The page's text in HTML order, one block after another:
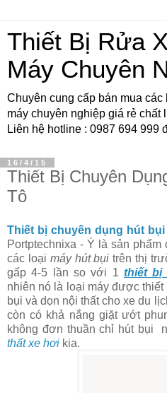
Thiết Bị Rửa
Máy Chuyên
Chuyên cung cấp bán mua
máy chuyên nghiệp giá rẻ
Liên hệ hotline : 0987 694 999
16/4/15
Thiết Bị Chuyên
Tô
Thiết bị chuyên dụng hút
Portptechnixa - Ý là sản
các loại máy hút bụi trên thị
gấp 4-5 lần so với 1 thiết bị
nhiên nó là loại máy được
bụi và dọn nội thất cho xe du
còn có khả nắng giặt ướt
không đơn thuần chỉ hút bụi
thất xe hơi kia.